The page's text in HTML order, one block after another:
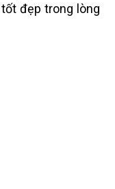
đẹp trong lòng